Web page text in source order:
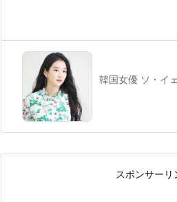
韓国女優 ソ・イ
スポンサーリ